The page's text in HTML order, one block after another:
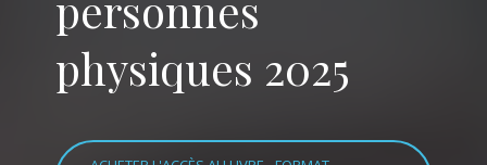
physiques 2025